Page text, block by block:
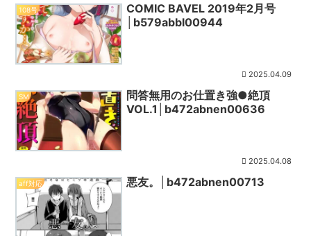
108号
COMIC BAVEL 2019年2月号
│b579abbl00944
2025.04.09
SM
問答無用のお仕置き強●絶頂
VOL.1│b472abnen00636
2025.04.08
aff対応 悪友。│b472abnen00713